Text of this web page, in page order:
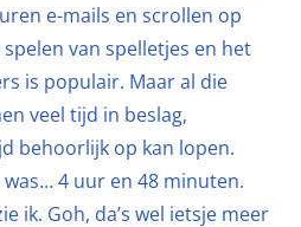
e-mails en scrollen op
van spelletjes en het
is populair. Maar al die
veel tijd in beslag,
behoorlijk op kan lopen.
4 uur en 48 minuten.
ik. Goh, da’s wel ietsje meer